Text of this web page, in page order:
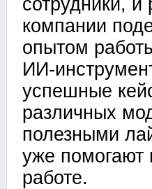
сотрудники, и
компании
опытом
ИИ-
успешные
различных
полезными
уже помогают
работе.